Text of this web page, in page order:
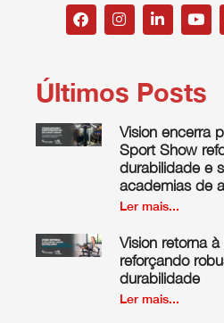
Últimos Posts
Vision encerra
Sport Show
durabilidade e
academias de
Ler mais...
Vision retorna
reforçando
durabilidade
Ler mais...